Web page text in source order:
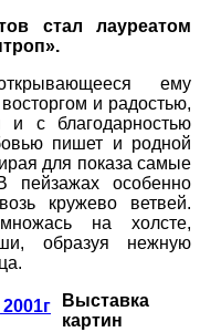
стал лауреатом
ему
и радостью,
и с благодарностью
пишет и родной
для показа самые
пейзажах особенно
кружево ветвей.
на холсте,
образуя нежную
Выставка
картин